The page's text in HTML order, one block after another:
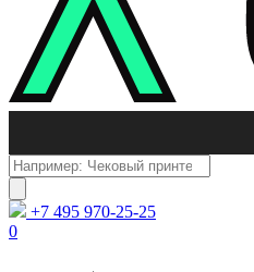
Поиск
товаров
+7 495 970-25-25
0